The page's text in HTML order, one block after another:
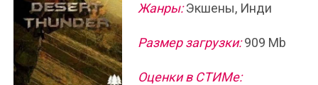
Жанры:Экшены, Инди
Размер загрузки:909 Mb
Оценки в СТИМе: